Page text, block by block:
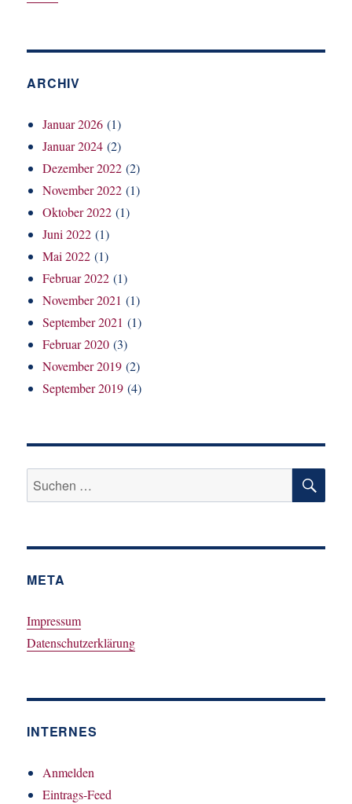
ARCHIV
Januar 2026 (1)
Januar 2024 (2)
Dezember 2022 (2)
November 2022 (1)
Oktober 2022 (1)
Juni 2022 (1)
Mai 2022 (1)
Februar 2022 (1)
November 2021 (1)
September 2021 (1)
Februar 2020 (3)
November 2019 (2)
September 2019 (4)
Suchen
nach:
META
Impressum
Datenschutzerklärung
INTERNES
Anmelden
Eintrags-Feed